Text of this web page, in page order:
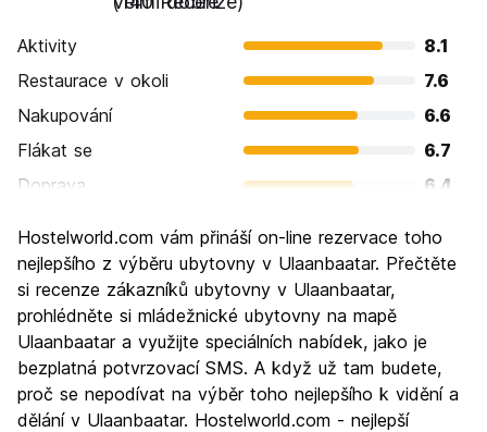
Aktivity
8.1
Restaurace v okoli
7.6
Nakupování
6.6
Flákat se
6.7
Doprava
6.4
Kultura
7.7
Noční život
Hodnota za peníze
Hostelworld.com vám přináší on-line rezervace toho
nejlepšího z výběru ubytovny v Ulaanbaatar. Přečtěte
si recenze zákazníků ubytovny v Ulaanbaatar,
prohlédněte si mládežnické ubytovny na mapě
Ulaanbaatar a využijte speciálních nabídek, jako je
bezplatná potvrzovací SMS. A když už tam budete,
proč se nepodívat na výběr toho nejlepšího k vidění a
dělání v Ulaanbaatar. Hostelworld.com - nejlepší